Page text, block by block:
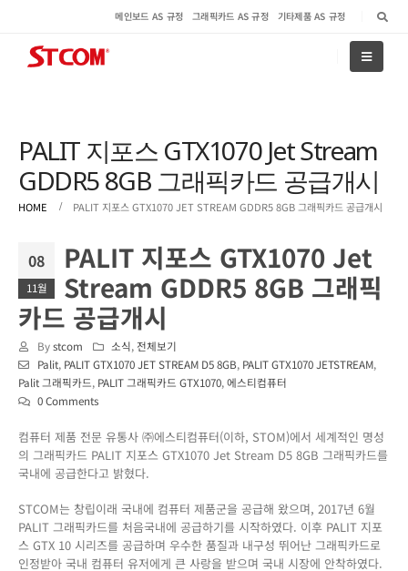
메인보드 AS 규정 그래픽카드 AS 규정 기타제품 AS 규정
PALIT 지포스 GTX1070 Jet Stream
GDDR5 8GB 그래픽카드 공급개시
HOME PALIT 지포스 GTX1070 JET STREAM GDDR5 8GB 그래픽카드 공급개시
08
11월
PALIT 지포스 GTX1070 Jet
Stream GDDR5 8GB 그래픽
카드 공급개시
Bystcom 소식, 전체보기
Palit, PALIT GTX1070 JET STREAM D5 8GB, PALIT GTX1070 JETSTREAM,
Palit 그래픽카드, PALIT 그래픽카드 GTX1070,에스티컴퓨터
0 Comments
컴퓨터 제품 전문 유통사 ㈜에스티컴퓨터(이하, STOM)에서 세계적인 명성
의 그래픽카드 PALIT 지포스 GTX1070 Jet Stream D5 8GB 그래픽카드를
국내에 공급한다고 밝혔다.
STCOM는 창립이래 국내에 컴퓨터 제품군을 공급해 왔으며, 2017년 6월
PALIT 그래픽카드를 처음국내에 공급하기를 시작하였다. 이후 PALIT 지포
스 GTX 10 시리즈를 공급하며 우수한 품질과 내구성 뛰어난 그래픽카드로
인정받아 국내 컴퓨터 유저에게 큰 사랑을 받으며 국내 시장에 안착하였다.